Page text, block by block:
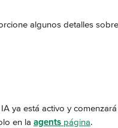
algunos detalles
ya está activo y
en la agents página.